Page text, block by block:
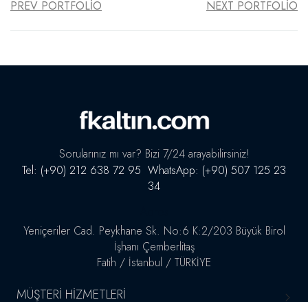
PREV PORTFOLIO NEXT PORTFOLIO
Sorularınız mı var? Bizi 7/24 arayabilirsiniz!
Tel: (+90) 212 638 72 95 WhatsApp: (+90) 507 125 23
34
Yeniçeriler Cad. Peykhane Sk. No:6 K:2/203 Büyük Birol
İşhanı Çemberlitaş
Fatih / İstanbul / TÜRKİYE
MÜŞTERI HIZMETLERI